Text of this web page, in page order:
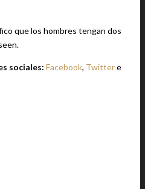
que los hombres tengan dos
sociales: Facebook, Twittere